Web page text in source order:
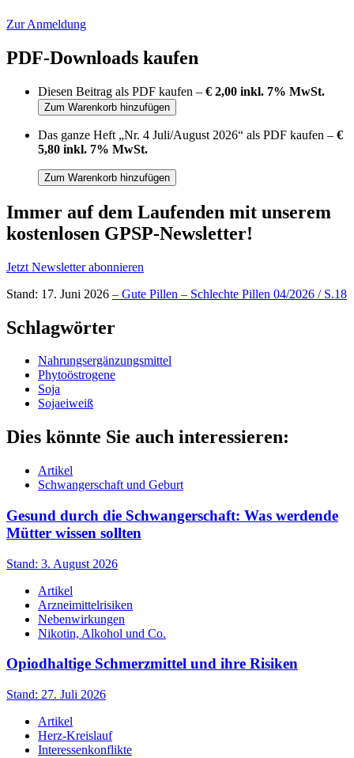
Zur Anmeldung
PDF-Downloads kaufen
Diesen Beitrag als PDF kaufen – € 2,00 inkl. 7% MwSt.
Das ganze Heft „Nr. 4 Juli/August 2026“ als PDF kaufen – €
5,80 inkl. 7% MwSt.
Immer auf dem Laufenden mit unserem
kostenlosen GPSP-Newsletter!
Jetzt Newsletter abonnieren
Stand: 17. Juni 2026 – Gute Pillen – Schlechte Pillen 04/2026 / S.18
Schlagwörter
Nahrungsergänzungsmittel
Phytoöstrogene
Soja
Sojaeiweiß
Dies könnte Sie auch interessieren:
Artikel
Schwangerschaft und Geburt
Gesund durch die Schwangerschaft: Was werdende
Mütter wissen sollten
Stand: 3. August 2026
Artikel
Arzneimittelrisiken
Nebenwirkungen
Nikotin, Alkohol und Co.
Opiodhaltige Schmerzmittel und ihre Risiken
Stand: 27. Juli 2026
Artikel
Herz-Kreislauf
Interessenkonflikte